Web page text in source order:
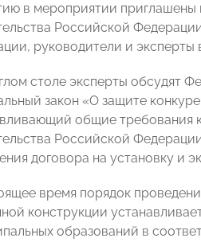
в мероприятии
Российской
руководители и эксперты
столе эксперты обсудят
закон «О защите
общие требования
Российской
договора на установку и
время порядок
конструкции
образований в